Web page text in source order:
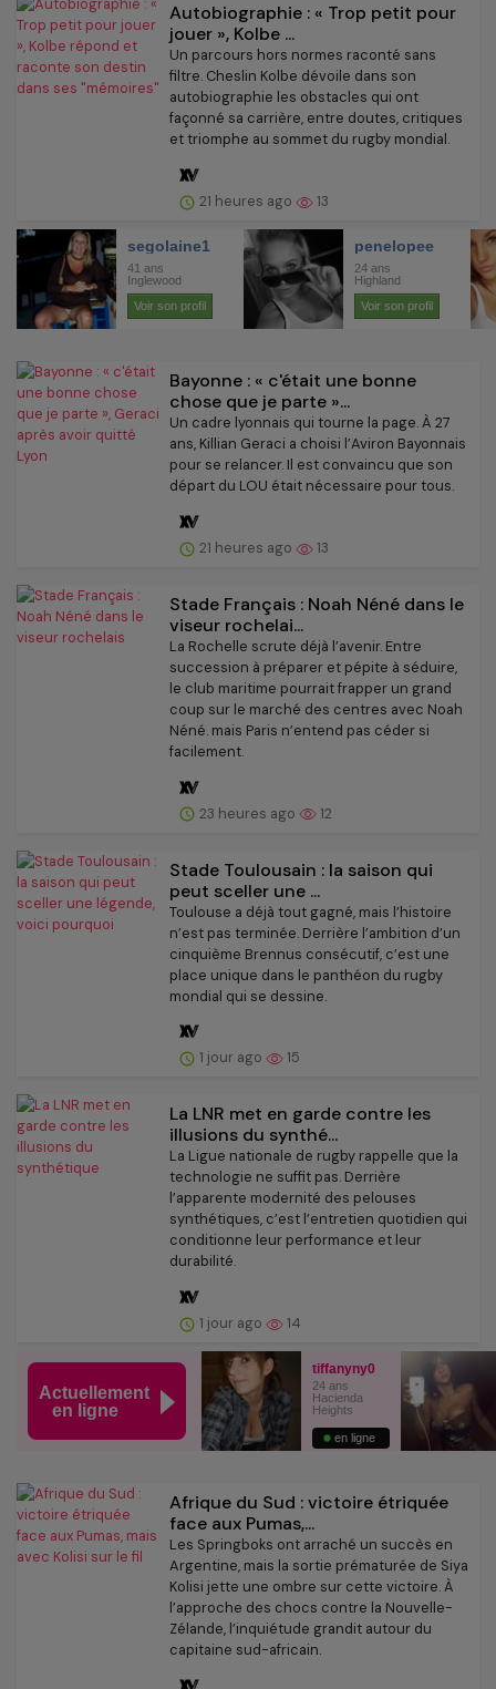
Autobiographie : « Trop petit pour
jouer », Kolbe ...
Un parcours hors normes raconté sans
filtre. Cheslin Kolbe dévoile dans son
autobiographie les obstacles qui ont
façonné sa carrière, entre doutes, critiques
et triomphe au sommet du rugby mondial.
21 heures ago 13
Bayonne : « c'était une bonne
chose que je parte »...
Un cadre lyonnais qui tourne la page. À 27
ans, Killian Geraci a choisi l’Aviron Bayonnais
pour se relancer. Il est convaincu que son
départ du LOU était nécessaire pour tous.
21 heures ago 13
Stade Français : Noah Néné dans le
viseur rochelai...
La Rochelle scrute déjà l’avenir. Entre
succession à préparer et pépite à séduire,
le club maritime pourrait frapper un grand
coup sur le marché des centres avec Noah
Néné. mais Paris n’entend pas céder si
facilement.
23 heures ago 12
Stade Toulousain : la saison qui
peut sceller une ...
Toulouse a déjà tout gagné, mais l’histoire
n’est pas terminée. Derrière l’ambition d’un
cinquième Brennus consécutif, c’est une
place unique dans le panthéon du rugby
mondial qui se dessine.
1 jour ago 15
La LNR met en garde contre les
illusions du synthé...
La Ligue nationale de rugby rappelle que la
technologie ne suffit pas. Derrière
l’apparente modernité des pelouses
synthétiques, c’est l’entretien quotidien qui
conditionne leur performance et leur
durabilité.
1 jour ago 14
Afrique du Sud : victoire étriquée
face aux Pumas,...
Les Springboks ont arraché un succès en
Argentine, mais la sortie prématurée de Siya
Kolisi jette une ombre sur cette victoire. À
l’approche des chocs contre la Nouvelle-
Zélande, l’inquiétude grandit autour du
capitaine sud-africain.